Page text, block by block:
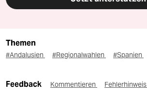
Themen
#Andalusien #Regionalwahlen #Spanien
Feedback Kommentieren Fehlerhinweis